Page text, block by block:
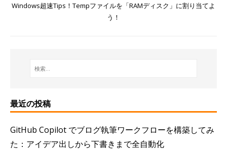
Windows超速Tips！Tempファイルを「RAMディスク」に割り当てよ
う！
最近の投稿
GitHub Copilot でブログ執筆ワークフローを構築してみ
た：アイデア出しから下書きまで全自動化